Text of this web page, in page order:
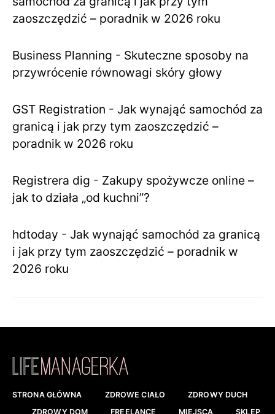
zaoszczędzić – poradnik w 2026 roku
Business Planning - Skuteczne sposoby na
przywrócenie równowagi skóry głowy
GST Registration - Jak wynająć samochód za
granicą i jak przy tym zaoszczędzić –
poradnik w 2026 roku
Registrera dig - Zakupy spożywcze online –
jak to działa „od kuchni”?
hdtoday - Jak wynająć samochód za granicą
i jak przy tym zaoszczędzić – poradnik w
2026 roku
STRONA GŁÓWNA ZDROWE CIAŁO
ZDROWY DUCH
ZDROWY DOM
FREELANCE MIEJSCA SKLEP